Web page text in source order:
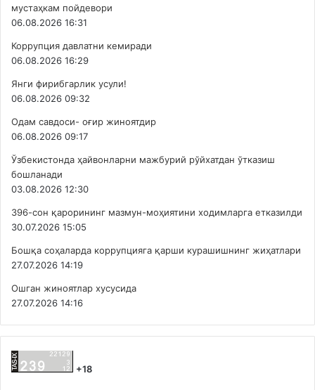
мустаҳкам пойдевори
06.08.2026 16:31
Коррупция давлатни кемиради
06.08.2026 16:29
Янги фирибгарлик усули!
06.08.2026 09:32
Одам савдоси- оғир жиноятдир
06.08.2026 09:17
Ўзбекистонда ҳайвонларни мажбурий рўйхатдан ўтказиш
бошланади
03.08.2026 12:30
396-сон қарорининг мазмун-моҳиятини ходимларга етказилди
30.07.2026 15:05
Бошқа соҳаларда коррупцияга қарши курашишнинг жиҳатлари
27.07.2026 14:19
Ошган жиноятлар хусусида
27.07.2026 14:16
+18